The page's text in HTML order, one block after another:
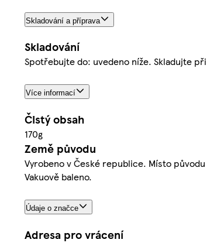
Skladování a příprava
Skladování
Spotřebujte do: uvedeno níže. Skladujte
Více informací
Čistý obsah
170g
Země původu
Vyrobeno v České republice. Místo původu
Vakuově baleno.
Údaje o značce
Adresa pro vrácení